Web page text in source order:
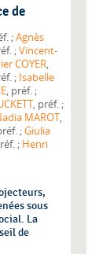
de
, préf. ;Agnès
, préf. ;Vincent-
COYER,
, préf. ; Isabelle
, préf. ;
, préf. ;
MAROT,
, préf. ;Giulia
, préf. ; Henri
sous
La
de